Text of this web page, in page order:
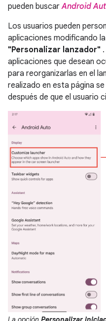
pueden buscarAndroid
Los usuarios pueden
aplicaciones modificando
"Personalizar lanzador"
aplicaciones que desean
para reorganizarlas en el
realizado en esta página
después de que el usuario